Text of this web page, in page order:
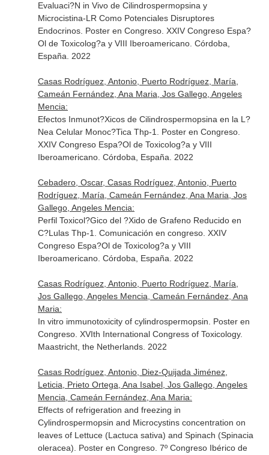
Evaluaci?N in Vivo de Cilindrospermopsina y
Microcistina-LR Como Potenciales Disruptores
Endocrinos. Poster en Congreso. XXIV Congreso Espa?
Ol de Toxicolog?a y VIII Iberoamericano. Córdoba,
España. 2022
Casas Rodríguez, Antonio, Puerto Rodríguez, María,
Cameán Fernández, Ana Maria, Jos Gallego, Angeles
Mencia:
Efectos Inmunot?Xicos de Cilindrospermopsina en la L?
Nea Celular Monoc?Tica Thp-1. Poster en Congreso.
XXIV Congreso Espa?Ol de Toxicolog?a y VIII
Iberoamericano. Córdoba, España. 2022
Cebadero, Oscar, Casas Rodríguez, Antonio, Puerto
Rodríguez, María, Cameán Fernández, Ana Maria, Jos
Gallego, Angeles Mencia:
Perfil Toxicol?Gico del ?Xido de Grafeno Reducido en
C?Lulas Thp-1. Comunicación en congreso. XXIV
Congreso Espa?Ol de Toxicolog?a y VIII
Iberoamericano. Córdoba, España. 2022
Casas Rodríguez, Antonio, Puerto Rodríguez, María,
Jos Gallego, Angeles Mencia, Cameán Fernández, Ana
Maria:
In vitro immunotoxicity of cylindrospermopsin. Poster en
Congreso. XVIth International Congress of Toxicology.
Maastricht, the Netherlands. 2022
Casas Rodríguez, Antonio, Diez-Quijada Jiménez,
Leticia, Prieto Ortega, Ana Isabel, Jos Gallego, Angeles
Mencia, Cameán Fernández, Ana Maria:
Effects of refrigeration and freezing in
Cylindrospermopsin and Microcystins concentration on
leaves of Lettuce (Lactuca sativa) and Spinach (Spinacia
oleracea). Poster en Congreso. 7º Congreso Ibérico de